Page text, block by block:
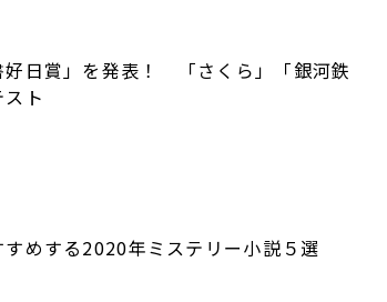
好日賞」を発表！ 「さくら」「銀河鉄
ト
すめする2020年ミステリー小説５選